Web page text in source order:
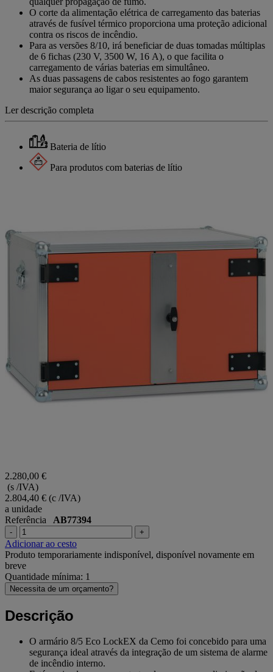
O corte da alimentação elétrica de carregamento das baterias
através de fusível térmico proporciona uma proteção adicional
contra os riscos de incêndio.
Para as versões 8/10, irá beneficiar de duas tomadas múltiplas
de 6 fichas (230 V, 3500 W, 16 A), o que facilita o
carregamento de várias baterias em simultâneo.
As duas passagens de cabos resistentes ao fogo garantem
maior segurança ao ligar o seu equipamento.
Ler descrição completa
Bateria de lítio
Para produtos com baterias de lítio
2.280,00 €
(s /IVA)
2.804,40 € (c /IVA)
a unidade
Referência AB77394
- +
Adicionar ao cesto
Produto temporariamente indisponível, disponível novamente em
breve
Quantidade mínima: 1
Necessita de um orçamento?
Descrição
O armário 8/5 Eco LockEX da Cemo foi concebido para uma
segurança ideal através da integração de um sistema de alarme
de incêndio interno.